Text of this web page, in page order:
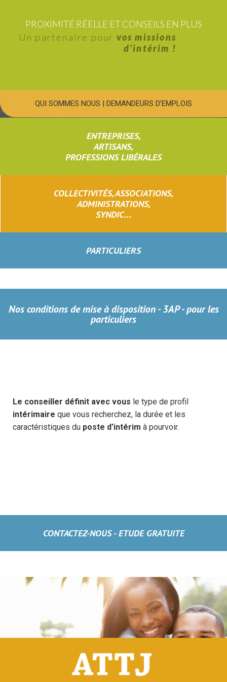
PROXIMITÉ RÉELLE ET CONSEILS EN PLUS
Un partenaire pour vos missions
d’intérim !
QUI SOMMES NOUS | DEMANDEURS D’EMPLOIS
ENTREPRISES,
ARTISANS,
PROFESSIONS LIBÉRALES
COLLECTIVITÉS, ASSOCIATIONS,
ADMINISTRATIONS,
SYNDIC...
PARTICULIERS
Nos conditions de mise à disposition - 3AP - pour les
particuliers
Le conseiller définit avec vous le type de profil
intérimaire que vous recherchez, la durée et les
caractéristiques du poste d’intérim à pourvoir.
CONTACTEZ-NOUS - ETUDE GRATUITE